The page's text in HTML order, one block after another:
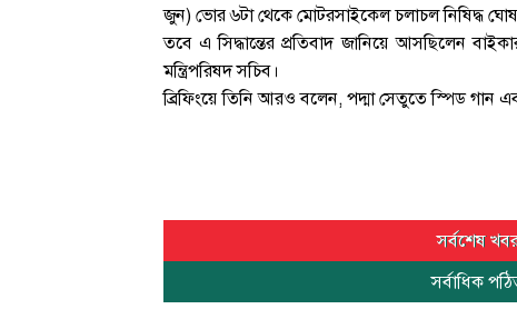
জুন) ভোর ৬টা থেকে মোটরসাইকেল চলাচল নিষিদ্ধ
তবে এ সিদ্ধান্তের প্রতিবাদ জানিয়ে আসছিলেন
মন্ত্রিপরিষদ সচিব।
ব্রিফিংয়ে তিনি আরও বলেন, পদ্মা সেতুতে স্পিড গান
সর্বশেষ
সর্বাধিক